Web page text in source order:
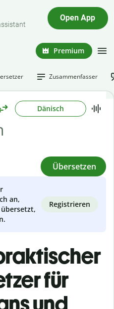
Open App
Premium
Zusammenfasser
Dänisch
Übersetzen
an,
Registrieren
für